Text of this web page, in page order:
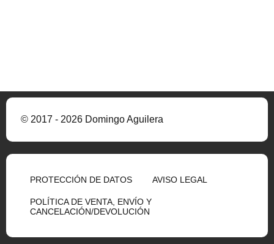
© 2017 - 2026 Domingo Aguilera
PROTECCIÓN DE DATOS AVISO LEGAL
POLÍTICA DE VENTA, ENVÍO Y
CANCELACIÓN/DEVOLUCIÓN